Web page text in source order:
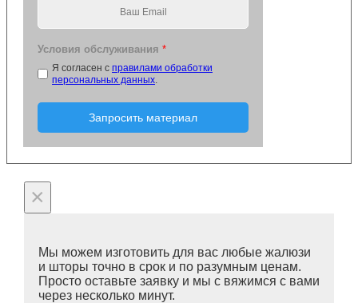
Условия обслуживания *
Я согласен с правилами обработки
персональных данных
Запросить материал
×
Мы можем изготовить для вас любые жалюзи
и шторы точно в срок и по разумным ценам.
Просто оставьте заявку и мы с вяжимся с вами
через несколько минут.